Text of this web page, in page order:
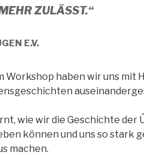
ZULÄSST.“
E.V.
Workshop haben wir uns mit
wie wir die Geschichte der
können und uns so stark
machen.